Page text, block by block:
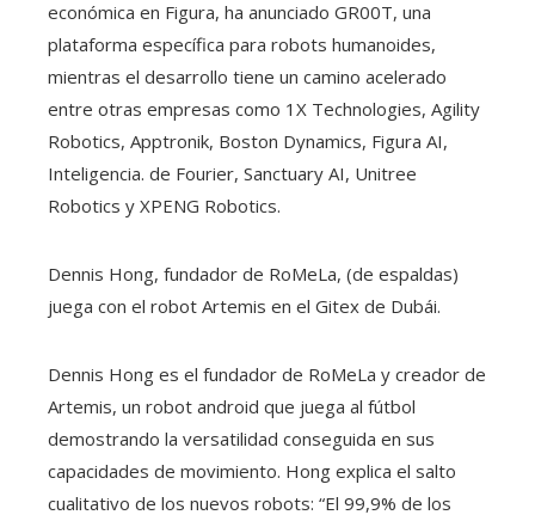
económica en Figura, ha anunciado GR00T, una
plataforma específica para robots humanoides,
mientras el desarrollo tiene un camino acelerado
entre otras empresas como 1X Technologies, Agility
Robotics, Apptronik, Boston Dynamics, Figura AI,
Inteligencia. de Fourier, Sanctuary AI, Unitree
Robotics y XPENG Robotics.
Dennis Hong, fundador de RoMeLa, (de espaldas)
juega con el robot Artemis en el Gitex de Dubái.
Dennis Hong es el fundador de RoMeLa y creador de
Artemis, un robot android que juega al fútbol
demostrando la versatilidad conseguida en sus
capacidades de movimiento. Hong explica el salto
cualitativo de los nuevos robots: “El 99,9% de los